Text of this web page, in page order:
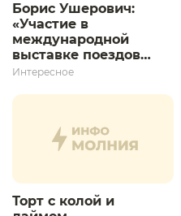
Борис Ушерович:
«Участие в
международной
выставке поездов
дает толчок для
развития»
Интересное
Торт с колой и